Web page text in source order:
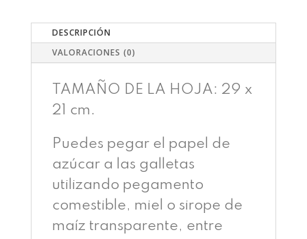
DESCRIPCIÓN
VALORACIONES (0)
TAMAÑO DE LA HOJA: 29 x
21 cm.
Puedes pegar el papel de
azúcar a las galletas
utilizando pegamento
comestible, miel o sirope de
maíz transparente, entre